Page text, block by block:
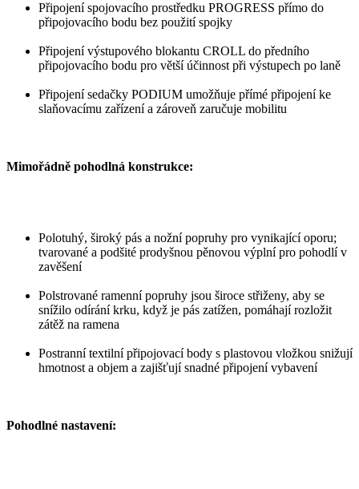
Připojení spojovacího prostředku PROGRESS přímo do
připojovacího bodu bez použití spojky
Připojení výstupového blokantu CROLL do předního
připojovacího bodu pro větší účinnost při výstupech po laně
Připojení sedačky PODIUM umožňuje přímé připojení ke
slaňovacímu zařízení a zároveň zaručuje mobilitu
Mimořádně pohodlná konstrukce:
Polotuhý, široký pás a nožní popruhy pro vynikající oporu;
tvarované a podšité prodyšnou pěnovou výplní pro pohodlí v
zavěšení
Polstrované ramenní popruhy jsou široce střiženy, aby se
snížilo odírání krku, když je pás zatížen, pomáhají rozložit
zátěž na ramena
Postranní textilní připojovací body s plastovou vložkou snižují
hmotnost a objem a zajišťují snadné připojení vybavení
Pohodlné nastavení: